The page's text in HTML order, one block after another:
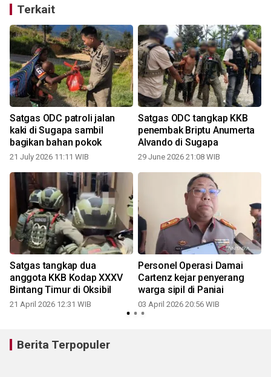
Terkait
Satgas ODC patroli jalan
kaki di Sugapa sambil
bagikan bahan pokok
21 July 2026 11:11 WIB
Satgas ODC tangkap KKB
penembak Briptu Anumerta
Alvando di Sugapa
29 June 2026 21:08 WIB
Satgas tangkap dua
anggota KKB Kodap XXXV
Bintang Timur di Oksibil
21 April 2026 12:31 WIB
Personel Operasi Damai
Cartenz kejar penyerang
warga sipil di Paniai
03 April 2026 20:56 WIB
Berita Terpopuler